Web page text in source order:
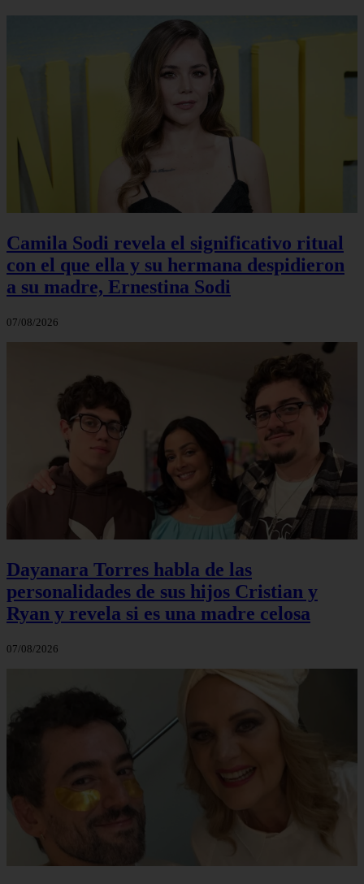
Camila Sodi revela el significativo ritual
con el que ella y su hermana despidieron
a su madre, Ernestina Sodi
07/08/2026
Dayanara Torres habla de las
personalidades de sus hijos Cristian y
Ryan y revela si es una madre celosa
07/08/2026